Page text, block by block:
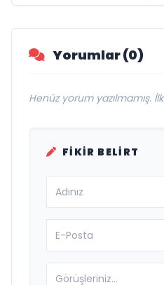
Yorumlar (0)
Henüz yorum yazılmamış.
FIKIR BELIRT